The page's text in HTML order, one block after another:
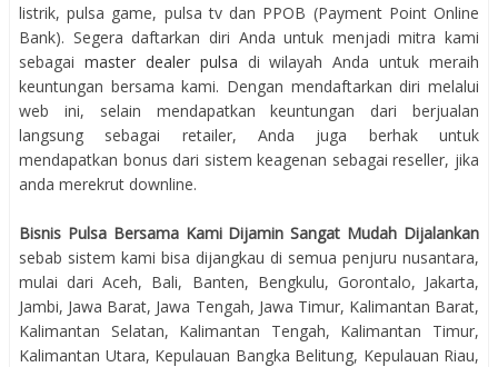
listrik, pulsa game, pulsa tv dan PPOB (Payment Point Online
Bank). Segera daftarkan diri Anda untuk menjadi mitra kami
sebagai master dealer pulsa di wilayah Anda untuk meraih
keuntungan bersama kami. Dengan mendaftarkan diri melalui
web ini, selain mendapatkan keuntungan dari berjualan
langsung sebagai retailer, Anda juga berhak untuk
mendapatkan bonus dari sistem keagenan sebagai reseller, jika
anda merekrut downline.
Bisnis Pulsa Bersama Kami Dijamin Sangat Mudah Dijalankan
sebab sistem kami bisa dijangkau di semua penjuru nusantara,
mulai dari Aceh, Bali, Banten, Bengkulu, Gorontalo, Jakarta,
Jambi, Jawa Barat, Jawa Tengah, Jawa Timur, Kalimantan Barat,
Kalimantan Selatan, Kalimantan Tengah, Kalimantan Timur,
Kalimantan Utara, Kepulauan Bangka Belitung, Kepulauan Riau,